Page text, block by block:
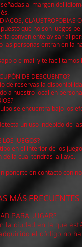
al margen del
CLAUSTROFOBIAS
que no son juegos
conveniente avisar al
las personas entran en la
o e-mail y te
DE DESCUENTO?
de reservas la
a nuestro local en
se encuentra bajo los
un uso indebido de
JUEGOS?
en el interior de los
de la cual tendrás la llave.
ponerte en contacto con
SOBRE
PARA JUGAR?
la ciudad en la que
el código no